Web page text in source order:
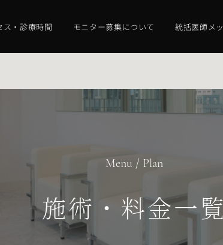
ス・診療時間 モニター募集について 統括医師メ
Menu / Plan
施術・料金一覧